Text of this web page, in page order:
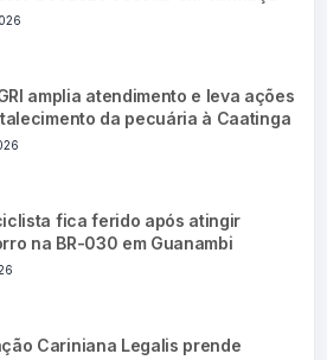
amplia atendimento e leva ações
da pecuária à Caatinga
fica ferido após atingir
na BR-030 em Guanambi
Cariniana Legalis prende